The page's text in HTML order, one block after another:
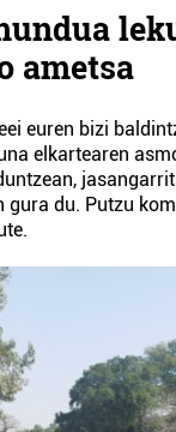
ametsa
euren bizi
elkartearen
gura du. Putzu